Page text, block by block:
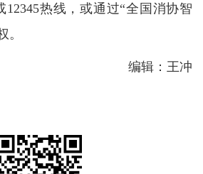
12345热线，或通过“全国消协智
。
编辑：王冲